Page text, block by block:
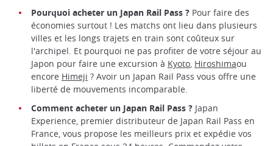
Pourquoi acheter un Japan Rail Pass ? Pour faire des
économies surtout ! Les matchs ont lieu dans plusieurs
villes et les longs trajets en train sont coûteux sur
l'archipel. Et pourquoi ne pas profiter de votre séjour au
Japon pour faire une excursion à Kyoto Hiroshimaou
encore Himeji ? Avoir un Japan Rail Pass vous offre une
liberté de mouvements incomparable.
Comment acheter un Japan Rail Pass ? Japan
Experience, premier distributeur de Japan Rail Pass en
France, vous propose les meilleurs prix et expédie vos